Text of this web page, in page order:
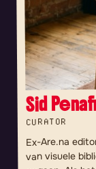
Sid
CURATOR
Ex-Are.na
van visuele